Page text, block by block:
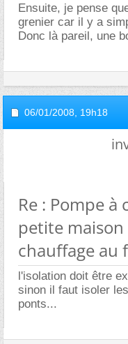
Ensuite, je pense
grenier car il y a
Donc là pareil, une
06/01/2008, 19h18
Re : Pompe
petite
chauffage au
l'isolation doit être
sinon il faut isoler
ponts...